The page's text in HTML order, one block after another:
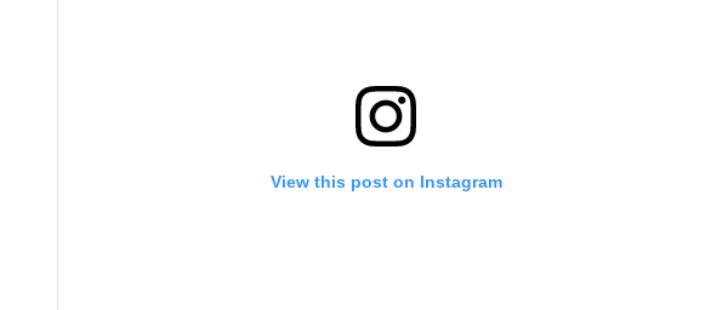
View this post on Instagram